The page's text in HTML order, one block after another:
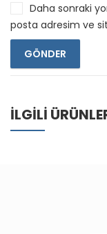
Daha sonraki
posta adresim ve
İLGILI